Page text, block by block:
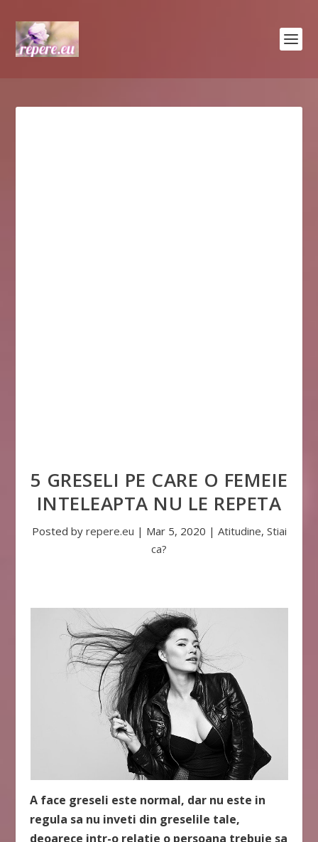
5 GRESELI PE CARE O FEMEIE
INTELEAPTA NU LE REPETA
Posted by repere.eu | Mar 5, 2020 | Atitudine, Stiai
ca?
A face greseli este normal, dar nu este in
regula sa nu inveti din greselile tale,
deoarece intr-o relatie o persoana trebuie sa